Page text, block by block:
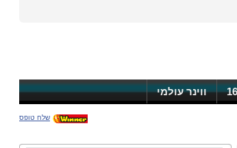
ווינר עולמי
שלח טופס